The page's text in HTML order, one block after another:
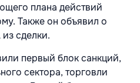
плана действий
Также он объявил о
сделки.
первый блок санкций,
сектора, торговли